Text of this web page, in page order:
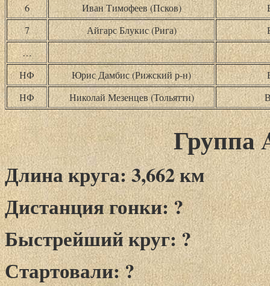
6
Иван Тимофеев (Псков)
7
Айгарс Блукис (Рига)
…
НФ
Юрис Дамбис (Рижский р-н)
НФ
Николай Мезенцев (Тольятти)
Группа
Длина круга: 3,662 км
Дистанция гонки: ?
Быстрейший круг: ?
Стартовали: ?